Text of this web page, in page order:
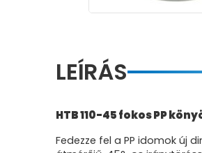
LEÍRÁS
HTB 110-45 fokos PP
Fedezze fel a PP idomok új